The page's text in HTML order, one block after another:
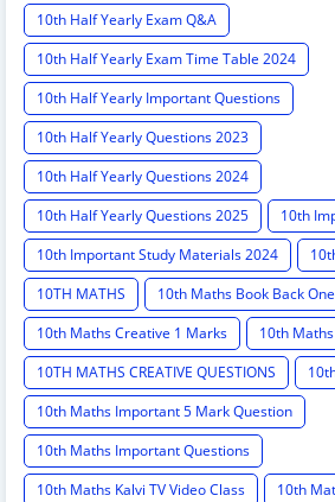
10th Half Yearly Exam Q&A
10th Half Yearly Exam Time Table 2024
10th Half Yearly Important Questions
10th Half Yearly Questions 2023
10th Half Yearly Questions 2024
10th Half Yearly Questions 2025
10th
10th Important Study Materials 2024
10TH MATHS
10th Maths Book Back
10th Maths Creative 1 Marks
10th
10TH MATHS CREATIVE QUESTIONS
10th Maths Important 5 Mark Question
10th Maths Important Questions
10th Maths Kalvi TV Video Class
10th